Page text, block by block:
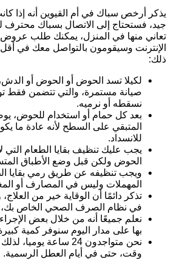
يذكر أرخص سباك في أم القيوين أنه إذا
جيد، فستحتاج إلى الاتصال بسباك محترف
تعاني منها في المنزل، يمكنك طلب عروض
ذلك:
لكيلا تسد الحوض أو الحوض أو
صيانة مستمرة، والتي تتضمن فقط
نسقطه أو نرميه.
بعد كل حمام أو استخدام للحوض،
المتبقي على السطح لأنه عادة ما
للانسداد.
يجب عليك تنظيف بقايا الطعام التي
الحوض ولكن قبل وضع الأطباق
ويجب تنظيفه عن طريق رمي بقايا
المهملات وليس في المصارف أو
تذكر دائمًا أن الوقاية خير من
في نظام الصرف الصحي الخاص بك،
نعلم جميعًا أنه من خلال بعض
بها على مدار اليوم سنوفر كمية
نحن متواجدون 24 ساعة
وقت، حتى في أيام العطل الرسمية.